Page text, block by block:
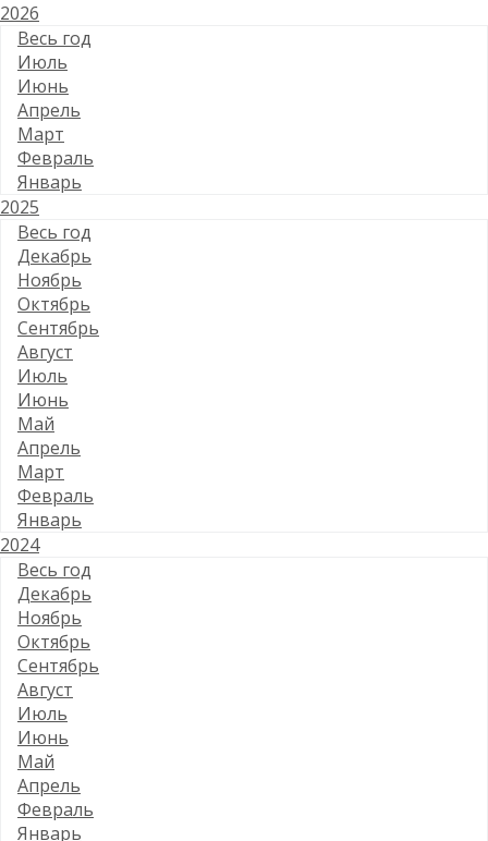
2026
Весь год
Июль
Июнь
Апрель
Март
Февраль
Январь
2025
Весь год
Декабрь
Ноябрь
Октябрь
Сентябрь
Август
Июль
Июнь
Май
Апрель
Март
Февраль
Январь
2024
Весь год
Декабрь
Ноябрь
Октябрь
Сентябрь
Август
Июль
Июнь
Май
Апрель
Февраль
Январь